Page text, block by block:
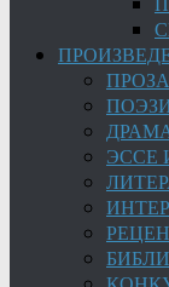
ПРОЗА
ЭССЕ